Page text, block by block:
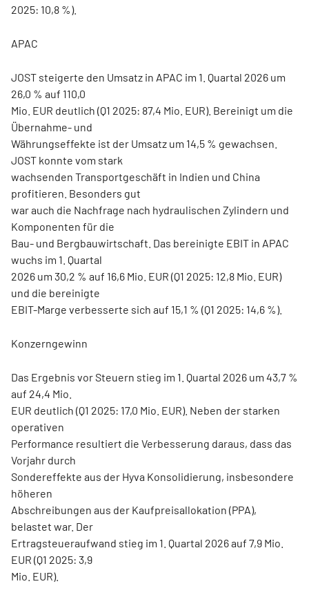
2025: 10,8 %).
APAC
JOST steigerte den Umsatz in APAC im 1. Quartal 2026 um
26,0 % auf 110,0
Mio. EUR deutlich (Q1 2025: 87,4 Mio. EUR). Bereinigt um die
Übernahme- und
Währungseffekte ist der Umsatz um 14,5 % gewachsen.
JOST konnte vom stark
wachsenden Transportgeschäft in Indien und China
profitieren. Besonders gut
war auch die Nachfrage nach hydraulischen Zylindern und
Komponenten für die
Bau- und Bergbauwirtschaft. Das bereinigte EBIT in APAC
wuchs im 1. Quartal
2026 um 30,2 % auf 16,6 Mio. EUR (Q1 2025: 12,8 Mio. EUR)
und die bereinigte
EBIT-Marge verbesserte sich auf 15,1 % (Q1 2025: 14,6 %).
Konzerngewinn
Das Ergebnis vor Steuern stieg im 1. Quartal 2026 um 43,7 %
auf 24,4 Mio.
EUR deutlich (Q1 2025: 17,0 Mio. EUR). Neben der starken
operativen
Performance resultiert die Verbesserung daraus, dass das
Vorjahr durch
Sondereffekte aus der Hyva Konsolidierung, insbesondere
höheren
Abschreibungen aus der Kaufpreisallokation (PPA),
belastet war. Der
Ertragsteueraufwand stieg im 1. Quartal 2026 auf 7,9 Mio.
EUR (Q1 2025: 3,9
Mio. EUR).